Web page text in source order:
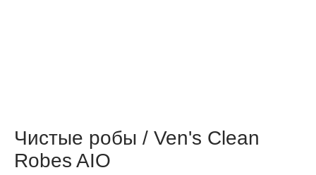
Чистые робы / Ven's Clean
Robes AIO